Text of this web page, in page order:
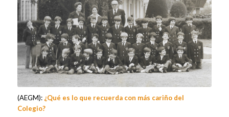
(AEGM):¿Qué es lo que recuerda con más cariño del
Colegio?